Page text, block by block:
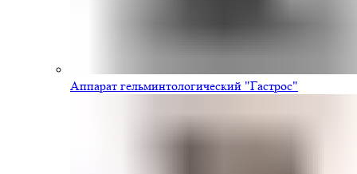
Аппарат гельминтологический "Гастрос"